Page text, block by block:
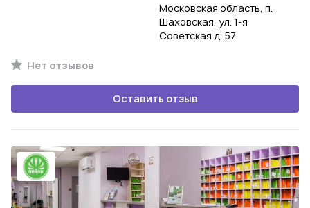
Московская область, п.
Шаховская, ул. 1-я
Советская д. 57
Нет отзывов
Оставить отзыв